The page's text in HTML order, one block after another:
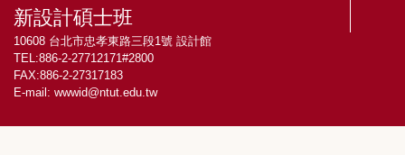
新設計碩士班
10608 台北市忠孝東路三段1號 設計館
TEL:886-2-27712171#2800
FAX:886-2-27317183
E-mail: wwwid@ntut.edu.tw